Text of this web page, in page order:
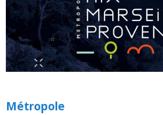
Métropole